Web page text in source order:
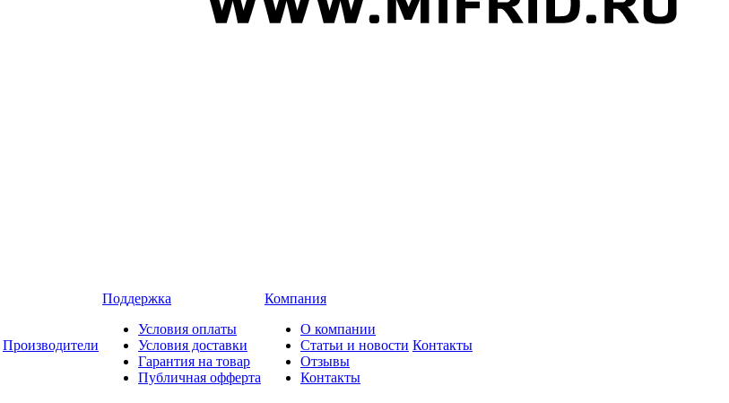
Производители
Поддержка
Условия оплаты
Условия доставки
Гарантия на товар
Публичная офферта
Компания
О компании
Статьи и новости
Отзывы
Контакты
Контакты